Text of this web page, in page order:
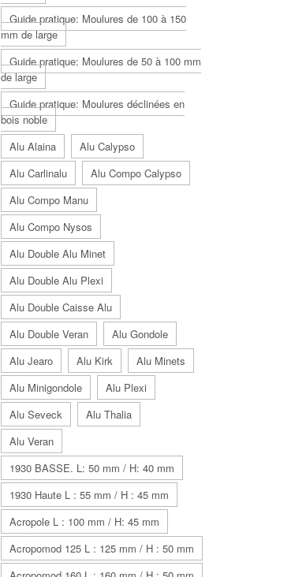
Guide pratique: Moulures de 100 à 150
mm de large
Guide pratique: Moulures de 50 à 100 mm
de large
Guide pratique: Moulures déclinées en
bois noble
Alu Alaina
Alu Calypso
Alu Carlinalu
Alu Compo Calypso
Alu Compo Manu
Alu Compo Nysos
Alu Double Alu Minet
Alu Double Alu Plexi
Alu Double Caisse Alu
Alu Double Veran
Alu Gondole
Alu Jearo
Alu Kirk
Alu Minets
Alu Minigondole
Alu Plexi
Alu Seveck
Alu Thalia
Alu Veran
1930 BASSE. L: 50 mm / H: 40 mm
1930 Haute L : 55 mm / H : 45 mm
Acropole L : 100 mm / H: 45 mm
Acropomod 125 L : 125 mm / H : 50 mm